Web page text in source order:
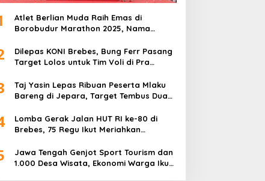
Atlet Berlian Muda Raih Emas di
Borobudur Marathon 2025, Nama
Dilepas KONI Brebes, Bung Ferr Pasang
Target Lolos untuk Tim Voli di Pra
Taj Yasin Lepas Ribuan Peserta Mlaku
Bareng di Jepara, Target Tembus Dua
Lomba Gerak Jalan HUT RI ke-80 di
Brebes, 75 Regu Ikut Meriahkan
Jawa Tengah Genjot Sport Tourism dan
1.000 Desa Wisata, Ekonomi Warga Ikut